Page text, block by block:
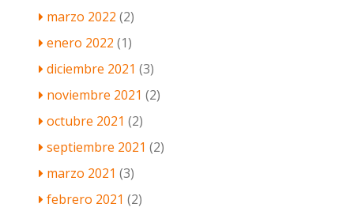
marzo 2022 (2)
enero 2022 (1)
diciembre 2021 (3)
noviembre 2021 (2)
octubre 2021 (2)
septiembre 2021 (2)
marzo 2021 (3)
febrero 2021 (2)